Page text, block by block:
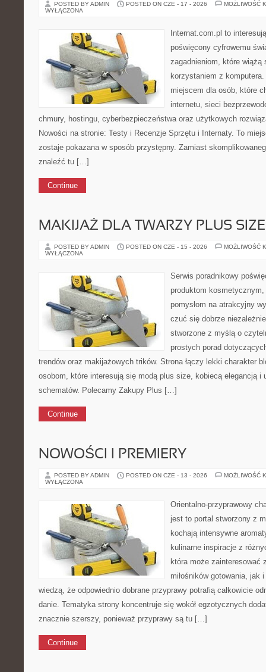
POSTED BY ADMIN POSTED ON CZE - 17 - 2026
MOŻLIWOŚĆ
WYŁĄCZONA
Internat.com.pl to
poświęcony cyfrowemu
zagadnieniom, które wiążą
korzystaniem z
miejscem dla osób, które
internetu, sieci
chmury, hostingu, cyberbezpieczeństwa oraz użytkowych
Nowości na stronie: Testy i Recenzje Sprzętu i Internaty. To
zostaje pokazana w sposób przystępny. Zamiast
znaleźć tu […]
Continue
MAKIJAŻ DLA TWARZY PLUS SIZE
POSTED BY ADMIN POSTED ON CZE - 15 - 2026
MOŻLIWOŚĆ
WYŁĄCZONA
Serwis poradnikowy
produktom
pomysłom na atrakcyjny
czuć się dobrze
stworzone z myślą o
prostych porad
trendów oraz makijażowych trików. Strona łączy lekki charakter
osobom, które interesują się modą plus size, kobiecą elegancją i
schematów. Polecamy Zakupy Plus […]
Continue
NOWOŚCI I PREMIERY
POSTED BY ADMIN POSTED ON CZE - 13 - 2026
MOŻLIWOŚĆ
WYŁĄCZONA
Orientalno-przyprawowy
jest to portal stworzony z
kochają intensywne
kulinarne inspiracje z
która może zainteresować
miłośników gotowania, jak
wiedzą, że odpowiednio dobrane przyprawy potrafią całkowicie
danie. Tematyka strony koncentruje się wokół egzotycznych
znacznie szerszy, ponieważ przyprawy są tu […]
Continue